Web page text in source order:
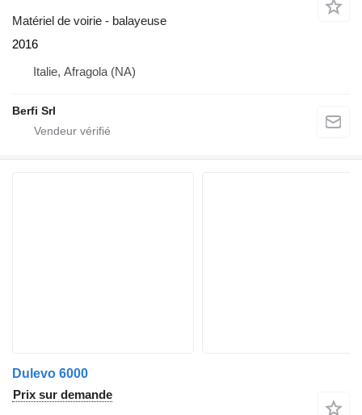
Matériel de voirie - balayeuse
2016
Italie, Afragola (NA)
Berfi Srl
Dulevo 6000
Prix sur demande